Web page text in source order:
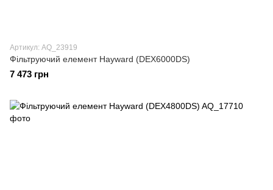
Артикул: AQ_23919
Фільтруючий елемент Hayward (DEX6000DS)
7 473 грн